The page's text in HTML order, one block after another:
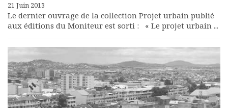
21 Juin 2013
Le dernier ouvrage de la collection Projet urbain publié
aux éditions du Moniteur est sorti : « Le projet urbain ...